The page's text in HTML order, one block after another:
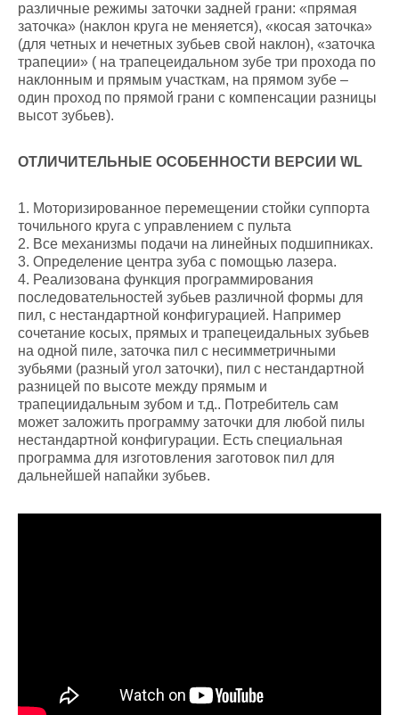
различные режимы заточки задней грани: «прямая
заточка» (наклон круга не меняется), «косая заточка»
(для четных и нечетных зубьев свой наклон), «заточка
трапеции» ( на трапецеидальном зубе три прохода по
наклонным и прямым участкам, на прямом зубе –
один проход по прямой грани с компенсации разницы
высот зубьев).
ОТЛИЧИТЕЛЬНЫЕ ОСОБЕННОСТИ ВЕРСИИ WL
1. Моторизированное перемещении стойки суппорта
точильного круга с управлением с пульта
2. Все механизмы подачи на линейных подшипниках.
3. Определение центра зуба с помощью лазера.
4. Реализована функция программирования
последовательностей зубьев различной формы для
пил, с нестандартной конфигурацией. Например
сочетание косых, прямых и трапецеидальных зубьев
на одной пиле, заточка пил с несимметричными
зубьями (разный угол заточки), пил с нестандартной
разницей по высоте между прямым и
трапециидальным зубом и т.д.. Потребитель сам
может заложить программу заточки для любой пилы
нестандартной конфигурации. Есть специальная
программа для изготовления заготовок пил для
дальнейшей напайки зубьев.